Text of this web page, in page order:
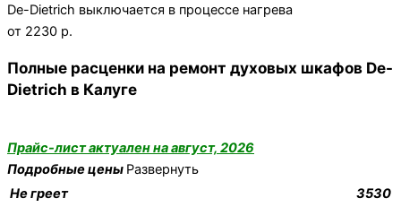
De-Dietrich выключается в процессе нагрева
от 2230 р.
Полные расценки на ремонт духовых шкафов De-
Dietrich в Калуге
Прайс-лист актуален на август, 2026
Подробные цены Развернуть
Не греет
3530